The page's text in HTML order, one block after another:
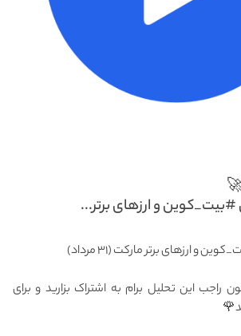
و ارزهای برتر...
و ارزهای برتر مارکت (۳۱ مرداد)
این تحلیل برام به اشتراک بزارید و برای